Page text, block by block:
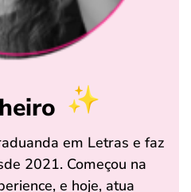
em Letras e faz
2021. Começou na
e hoje, atua